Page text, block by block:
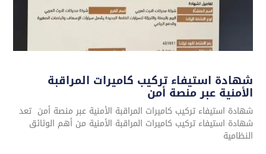
شهادة استيفاء تركيب كاميرات المراقبة
الأمنية عبر منصة أمن
شهادة استيفاء تركيب كاميرات المراقبة الأمنية عبر منصة أمن تعد
شهادة استيفاء تركيب كاميرات المراقبة الأمنية من أهم الوثائق
النظامية